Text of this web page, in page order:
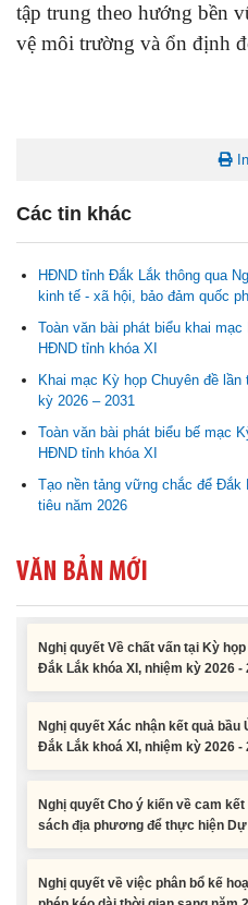
tập trung theo hướng bền
vệ môi trường và ổn định
Các tin khác
HĐND tỉnh Đắk Lắk thông qua
kinh tế - xã hội, bảo đảm quốc
Toàn văn bài phát biểu khai
HĐND tỉnh khóa XI
Khai mạc Kỳ họp Chuyên đề
kỳ 2026 – 2031
Toàn văn bài phát biểu bế mạc
HĐND tỉnh khóa XI
Tạo nền tảng vững chắc để
tiêu năm 2026
VĂN BẢN MỚI
sách địa phương để thực hiện
Nghị quyết về việc phân bổ kế
Nghị quyết Về chất vấn tại Kỳ